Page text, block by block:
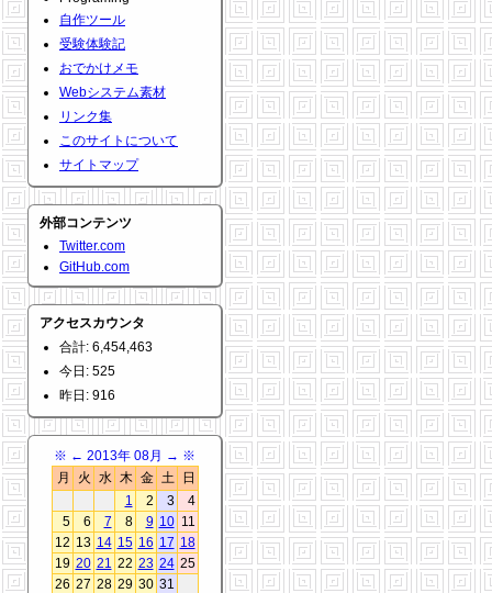
自作ツール
受験体験記
おでかけメモ
Webシステム素材
リンク集
このサイトについて
サイトマップ
外部コンテンツ
Twitter.com
GitHub.com
アクセスカウンタ
合計: 6,454,463
今日: 525
昨日: 916
※ ← 2013年 08月 → ※
月
火 水 木 金 土
日
1
2 3
4
5
6 7 8 9 10 11
12 13 14 15 16 17 18
19 20 21 22 23 24 25
26 27 28 29 30 31